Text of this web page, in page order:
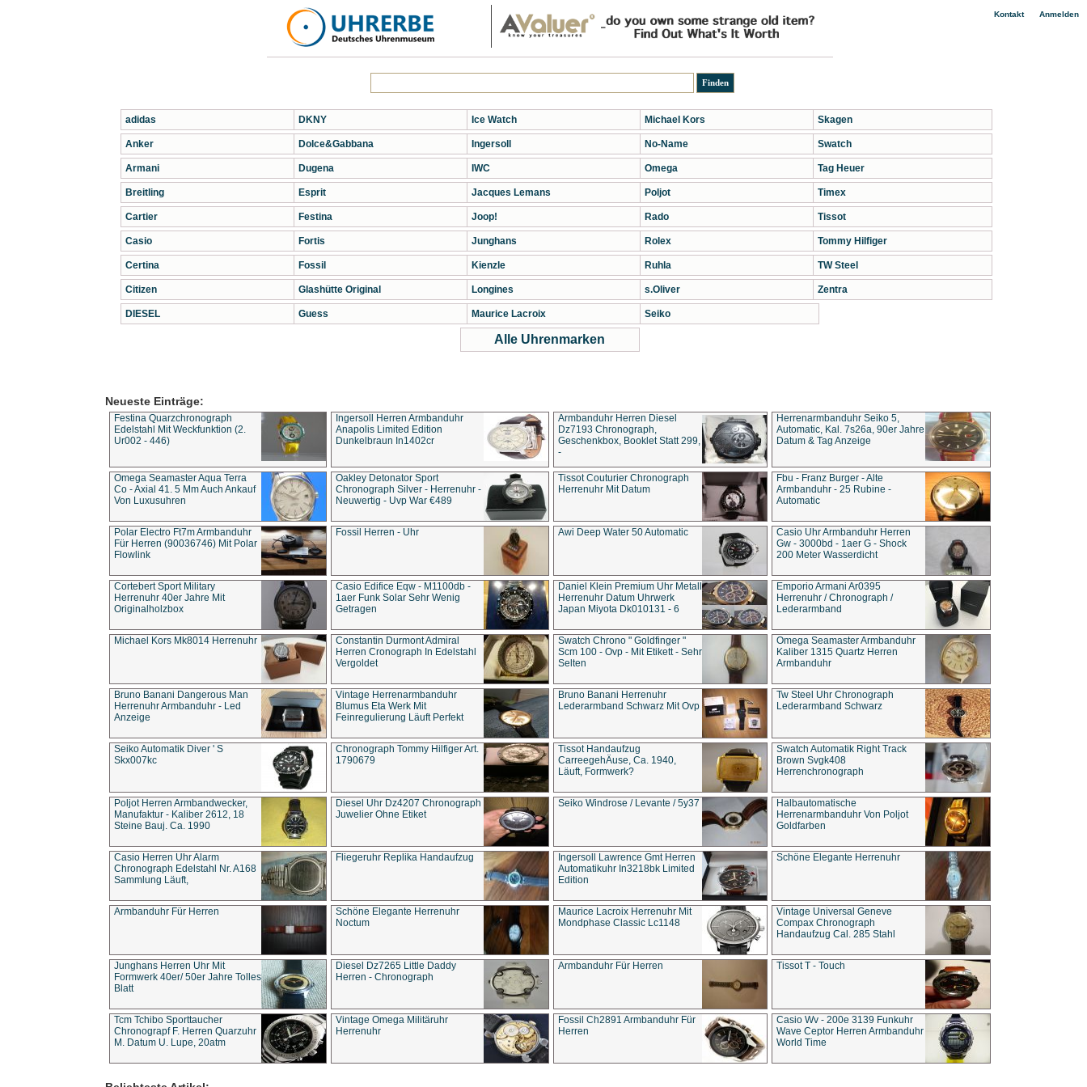
Kontakt| Anmelden
adidas
Anker
Armani
Breitling
Cartier
Casio
Certina
Citizen
DIESEL
DKNY
Dolce&Gabbana
Dugena
Esprit
Festina
Fortis
Fossil
Glashütte Original
Guess
Ice Watch
Ingersoll
IWC
Jacques Lemans
Joop!
Junghans
Kienzle
Longines
Maurice Lacroix
Michael Kors
No-Name
Omega
Poljot
Rado
Rolex
Ruhla
s.Oliver
Seiko
Skagen
Swatch
Tag Heuer
Timex
Tissot
Tommy Hilfiger
TW Steel
Zentra
Alle Uhrenmarken
Neueste Einträge:
Festina Quarzchronograph
Edelstahl Mit Weckfunktion (2.
Ur002 - 446)
Ingersoll Herren Armbanduhr
Anapolis Limited Edition
Dunkelbraun In1402cr
Armbanduhr Herren Diesel
Dz7193 Chro­no­graph,
Geschenkbox, Booklet Statt 299,
-
Herrenarmbanduhr Seiko 5,
Automatic, Kal. 7s26a, 90er Jahre
Datum & Tag Anzeige
Omega Seamaster Aqua Terra
Co - Axial 41. 5 Mm Auch Ankauf
Von Luxusuhren
Oakley Detonator Sport
Chronograph Silver - Herrenuhr -
Neuwertig - Uvp War €489
Tissot Couturier Chronograph
Herrenuhr Mit Datum
Fbu - Franz Burger - Alte
Armbanduhr - 25 Rubine -
Automatic
Polar Electro Ft7m Armbanduhr
Für Herren (90036746) Mit Polar
Flowlink
Fossil Herren - Uhr Awi Deep Water 50 Automatic
Casio Uhr Armbanduhr Herren
Gw - 3000bd - 1aer G - Shock
200 Meter Wasserdicht
Cortebert Sport Military
Herrenuhr 40er Jahre Mit
Originalholzbox
Casio Edifice Eqw - M1100db -
1aer Funk Solar Sehr Wenig
Getragen
Daniel Klein Premium Uhr Metall
Herrenuhr Datum Uhrwerk
Japan Miyota Dk010131 - 6
Emporio Armani Ar0395
Herrenuhr / Chronograph /
Lederarmband
Michael Kors Mk8014 Herrenuhr
Constantin Durmont Admiral
Herren Cronograph In Edelstahl
Vergoldet
Swatch Chrono " Goldfinger "
Scm 100 - Ovp - Mit Etikett - Sehr
Selten
Omega Seamaster Armbanduhr
Kaliber 1315 Quartz Herren
Armbanduhr
Bruno Banani Dangerous Man
Herrenuhr Armbanduhr - Led
Anzeige
Vintage Herrenarmbanduhr
Blumus Eta Werk Mit
Feinregulierung Läuft Perfekt
Bruno Banani Herrenuhr
Lederarmband Schwarz Mit Ovp
Tw Steel Uhr Chronograph
Lederarmband Schwarz
Seiko Automatik Diver ' S
Skx007kc
Chronograph Tommy Hilfiger Art.
1790679
Tissot Handaufzug
CarreegehÄuse, Ca. 1940,
Läuft, Formwerk?
Swatch Automatik Right Track
Brown Svgk408
Herrenchronograph
Poljot Herren Armbandwecker,
Manufaktur - Kaliber 2612, 18
Steine Bauj. Ca. 1990
Diesel Uhr Dz4207 Chronograph
Juwelier Ohne Etiket
Seiko Windrose / Levante / 5y37
Halbautomatische
Herrenarmbanduhr Von Poljot
Goldfarben
Casio Herren Uhr Alarm
Chronograph Edelstahl Nr. A168
Sammlung Läuft,
Fliegeruhr Replika Handaufzug
Ingersoll Lawrence Gmt Herren
Automatikuhr In3218bk Limited
Edition
Schöne Elegante Herrenuhr
Armbanduhr Für Herren
Schöne Elegante Herrenuhr
Noctum
Maurice Lacroix Herrenuhr Mit
Mondphase Classic Lc1148
Vintage Universal Geneve
Compax Chronograph
Handaufzug Cal. 285 Stahl
Junghans Herren Uhr Mit
Formwerk 40er/ 50er Jahre Tolles
Blatt
Diesel Dz7265 Little Daddy
Herren - Chronograph
Armbanduhr Für Herren Tissot T - Touch
Tcm Tchibo Sporttaucher
Chronograpf F. Herren Quarzuhr
M. Datum U. Lupe, 20atm
Vintage Omega Militäruhr
Herrenuhr
Fossil Ch2891 Armbanduhr Für
Herren
Casio Wv - 200e 3139 Funkuhr
Wave Ceptor Herren Armbanduhr
World Time